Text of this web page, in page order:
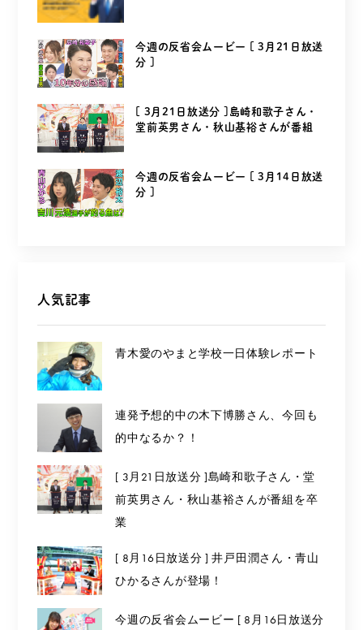
今週の反省会ムービー [ 3月21日放送
分 ]
[ 3月21日放送分 ]島崎和歌子さん・
堂前英男さん・秋山基裕さんが番組
今週の反省会ムービー [ 3月14日放送
分 ]
人気記事
青木愛のやまと学校一日体験レポート
連発予想的中の木下博勝さん、今回も
的中なるか？！
[ 3月21日放送分 ]島崎和歌子さん・堂
前英男さん・秋山基裕さんが番組を卒
業
[ 8月16日放送分 ] 井戸田潤さん・青山
ひかるさんが登場！
今週の反省会ムービー [ 8月16日放送分